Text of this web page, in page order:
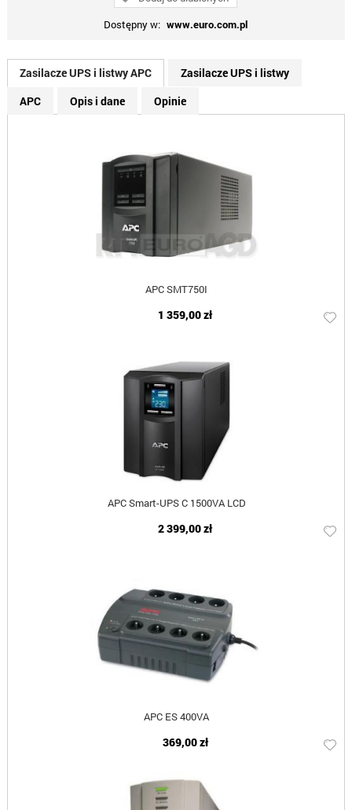
Dostępny w: www.euro.com.pl
Zasilacze UPS i listwy APC
Zasilacze UPS i listwy
APC
Opis i dane Opinie
APC SMT750I
1 359,00 zł
APC Smart-UPS C 1500VA LCD
2 399,00 zł
APC ES 400VA
369,00 zł